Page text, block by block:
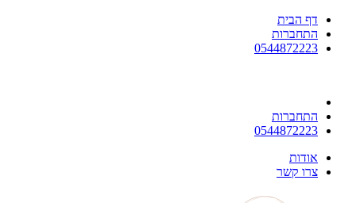
דף הבית
התחברות
0544872223
התחברות
0544872223
אודות
צרו קשר